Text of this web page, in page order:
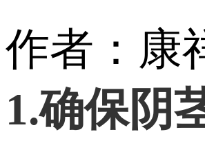
作者：康
1.确保阴